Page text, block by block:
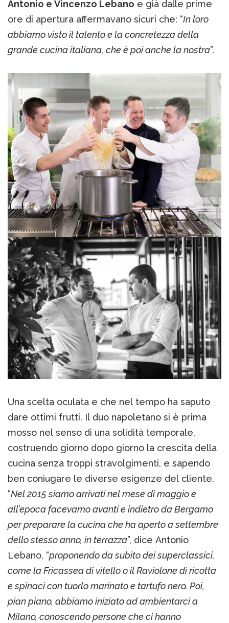
Antonio e Vincenzo Lebano e già dalle prime
ore di apertura affermavano sicuri che: “In loro
abbiamo visto il talento e la concretezza della
grande cucina italiana, che è poi anche la nostra”.
Una scelta oculata e che nel tempo ha saputo
dare ottimi frutti. Il duo napoletano si è prima
mosso nel senso di una solidità temporale,
costruendo giorno dopo giorno la crescita della
cucina senza troppi stravolgimenti, e sapendo
ben coniugare le diverse esigenze del cliente.
“Nel 2015 siamo arrivati nel mese di maggio e
all’epoca facevamo avanti e indietro da Bergamo
per preparare la cucina che ha aperto a settembre
dello stesso anno, in terrazza”, dice Antonio
Lebano, “proponendo da subito dei superclassici,
come la Fricassea di vitello o il Raviolone di ricotta
e spinaci con tuorlo marinato e tartufo nero. Poi,
pian piano, abbiamo iniziato ad ambientarci a
Milano, conoscendo persone che ci hanno